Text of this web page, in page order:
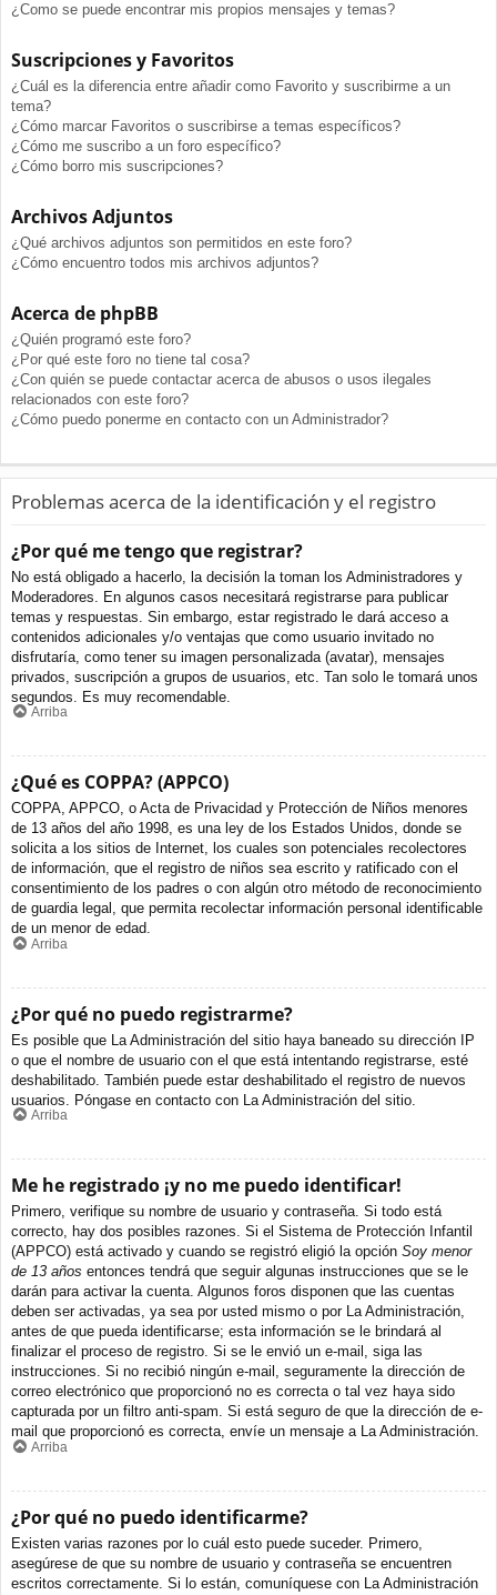
¿Como se puede encontrar mis propios mensajes y temas?
Suscripciones y Favoritos
¿Cuál es la diferencia entre añadir como Favorito y suscribirme a un
tema?
¿Cómo marcar Favoritos o suscribirse a temas específicos?
¿Cómo me suscribo a un foro específico?
¿Cómo borro mis suscripciones?
Archivos Adjuntos
¿Qué archivos adjuntos son permitidos en este foro?
¿Cómo encuentro todos mis archivos adjuntos?
Acerca de phpBB
¿Quién programó este foro?
¿Por qué este foro no tiene tal cosa?
¿Con quién se puede contactar acerca de abusos o usos ilegales
relacionados con este foro?
¿Cómo puedo ponerme en contacto con un Administrador?
Problemas acerca de la identificación y el registro
¿Por qué me tengo que registrar?
No está obligado a hacerlo, la decisión la toman los Administradores y
Moderadores. En algunos casos necesitará registrarse para publicar
temas y respuestas. Sin embargo, estar registrado le dará acceso a
contenidos adicionales y/o ventajas que como usuario invitado no
disfrutaría, como tener su imagen personalizada (avatar), mensajes
privados, suscripción a grupos de usuarios, etc. Tan solo le tomará unos
segundos. Es muy recomendable.
Arriba
¿Qué es COPPA? (APPCO)
COPPA, APPCO, o Acta de Privacidad y Protección de Niños menores
de 13 años del año 1998, es una ley de los Estados Unidos, donde se
solicita a los sitios de Internet, los cuales son potenciales recolectores
de información, que el registro de niños sea escrito y ratificado con el
consentimiento de los padres o con algún otro método de reconocimiento
de guardia legal, que permita recolectar información personal identificable
de un menor de edad.
Arriba
¿Por qué no puedo registrarme?
Es posible que La Administración del sitio haya baneado su dirección IP
o que el nombre de usuario con el que está intentando registrarse, esté
deshabilitado. También puede estar deshabilitado el registro de nuevos
usuarios. Póngase en contacto con La Administración del sitio.
Arriba
Me he registrado ¡y no me puedo identificar!
Primero, verifique su nombre de usuario y contraseña. Si todo está
correcto, hay dos posibles razones. Si el Sistema de Protección Infantil
(APPCO) está activado y cuando se registró eligió la opción Soy menor
de 13 años entonces tendrá que seguir algunas instrucciones que se le
darán para activar la cuenta. Algunos foros disponen que las cuentas
deben ser activadas, ya sea por usted mismo o por La Administración,
antes de que pueda identificarse; esta información se le brindará al
finalizar el proceso de registro. Si se le envió un e-mail, siga las
instrucciones. Si no recibió ningún e-mail, seguramente la dirección de
correo electrónico que proporcionó no es correcta o tal vez haya sido
capturada por un filtro anti-spam. Si está seguro de que la dirección de e-
mail que proporcionó es correcta, envíe un mensaje a La Administración.
Arriba
¿Por qué no puedo identificarme?
Existen varias razones por lo cuál esto puede suceder. Primero,
asegúrese de que su nombre de usuario y contraseña se encuentren
escritos correctamente. Si lo están, comuníquese con La Administración